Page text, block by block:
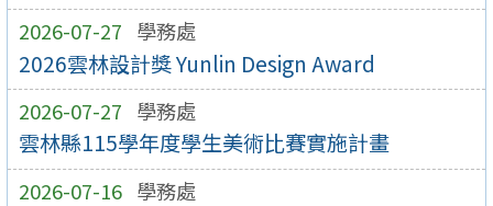
2026-07-27 學務處
2026雲林設計獎 Yunlin Design Award
2026-07-27 學務處
雲林縣115學年度學生美術比賽實施計畫
2026-07-16 學務處